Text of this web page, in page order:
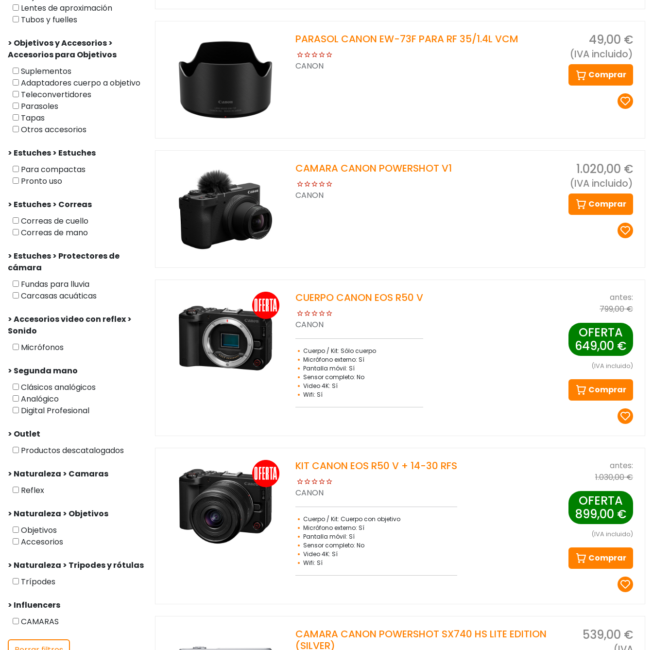
Lentes de aproximación
Tubos y fuelles
> Objetivos y Accesorios >
Accesorios para Objetivos
Suplementos
Adaptadores cuerpo a objetivo
Teleconvertidores
Parasoles
Tapas
Otros accesorios
> Estuches > Estuches
Para compactas
Pronto uso
> Estuches > Correas
Correas de cuello
Correas de mano
> Estuches > Protectores de
cámara
Fundas para lluvia
Carcasas acuáticas
> Accesorios video con reflex >
Sonido
Micrófonos
> Segunda mano
Clásicos analógicos
Analógico
Digital Profesional
> Outlet
Productos descatalogados
> Naturaleza > Camaras
Reflex
> Naturaleza > Objetivos
Objetivos
Accesorios
> Naturaleza > Tripodes y rótulas
Trípodes
> Influencers
CAMARAS
PARASOL CANON EW-73F PARA RF 35/1.4L VCM
CANON
49,00 €
(IVA incluido)
Comprar
CAMARA CANON POWERSHOT V1
CANON
1.020,00 €
(IVA incluido)
Comprar
CUERPO CANON EOS R50 V
CANON
Cuerpo / Kit: Sólo cuerpo
Micrófono externo: Sí
Pantalla móvil: Sí
Sensor completo: No
Video 4K: Sí
Wifi: Sí
antes:
799,00 €
OFERTA
649,00 €
(IVA incluido)
Comprar
KIT CANON EOS R50 V + 14-30 RFS
CANON
Cuerpo / Kit: Cuerpo con objetivo
Micrófono externo: Sí
Pantalla móvil: Sí
Sensor completo: No
Video 4K: Sí
Wifi: Sí
antes:
1.030,00 €
OFERTA
899,00 €
(IVA incluido)
Comprar
CAMARA CANON POWERSHOT SX740 HS LITE EDITION
(SILVER)
539,00 €